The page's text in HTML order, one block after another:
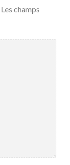
Les champs